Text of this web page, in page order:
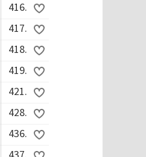
416.
417.
418.
419.
421.
428.
436.